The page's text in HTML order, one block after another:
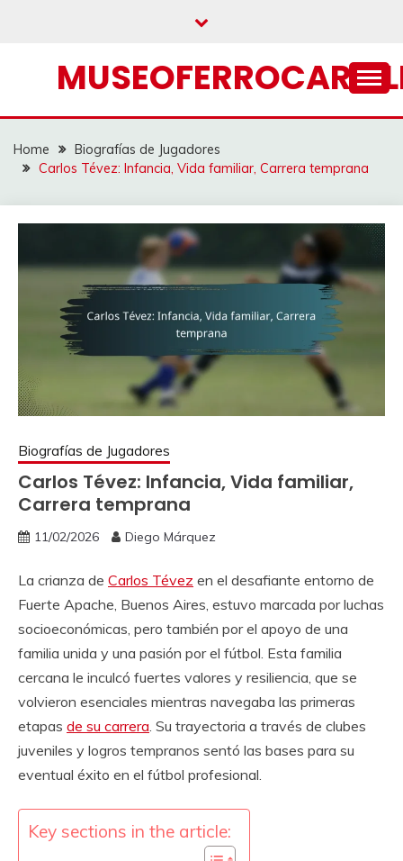
Home
Biografías de Jugadores
Carlos Tévez: Infancia, Vida familiar, Carrera temprana
Biografías de Jugadores
Carlos Tévez: Infancia, Vida familiar,
Carrera temprana
11/02/2026 Diego Márquez
La crianza de Carlos Tévez en el desafiante entorno de
Fuerte Apache, Buenos Aires, estuvo marcada por luchas
socioeconómicas, pero también por el apoyo de una
familia unida y una pasión por el fútbol. Esta familia
cercana le inculcó fuertes valores y resiliencia, que se
volvieron esenciales mientras navegaba las primeras
etapas de su carrera. Su trayectoria a través de clubes
juveniles y logros tempranos sentó las bases para su
eventual éxito en el fútbol profesional.
Key sections in the article: